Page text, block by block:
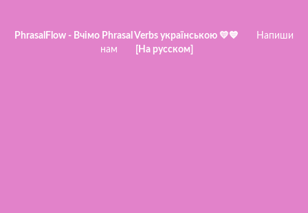
PhrasalFlow - Вчімо Phrasal Verbs українською 💛💙
Напиши
нам
[На русском]